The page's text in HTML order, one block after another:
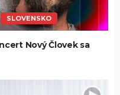
SLOVENSKO
Nový Človek sa